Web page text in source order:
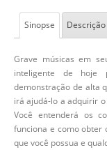
Sinopse Descrição
Grave músicas em
inteligente de hoje
demonstração de alta
irá ajudá-lo a adquirir
Você entenderá os
funciona e como obter
que você possua e